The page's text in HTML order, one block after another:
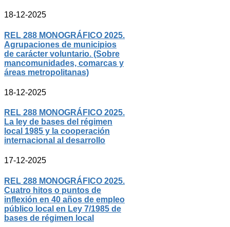
18-12-2025
REL 288 MONOGRÁFICO 2025.
Agrupaciones de municipios
de carácter voluntario. (Sobre
mancomunidades, comarcas y
áreas metropolitanas)
18-12-2025
REL 288 MONOGRÁFICO 2025.
La ley de bases del régimen
local 1985 y la cooperación
internacional al desarrollo
17-12-2025
REL 288 MONOGRÁFICO 2025.
Cuatro hitos o puntos de
inflexión en 40 años de empleo
público local en Ley 7/1985 de
bases de régimen local